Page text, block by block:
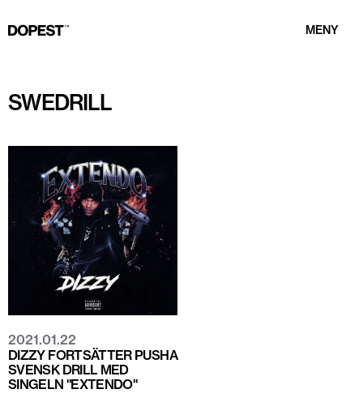
MENY
SWEDRILL
2021.01.22
DIZZY FORTSÄTTER PUSHA
SVENSK DRILL MED
SINGELN "EXTENDO"